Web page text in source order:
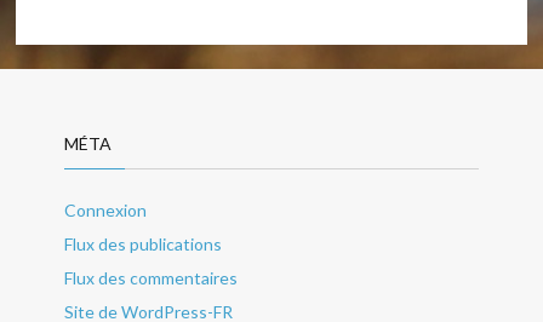
MÉTA
Connexion
Flux des publications
Flux des commentaires
Site de WordPress-FR